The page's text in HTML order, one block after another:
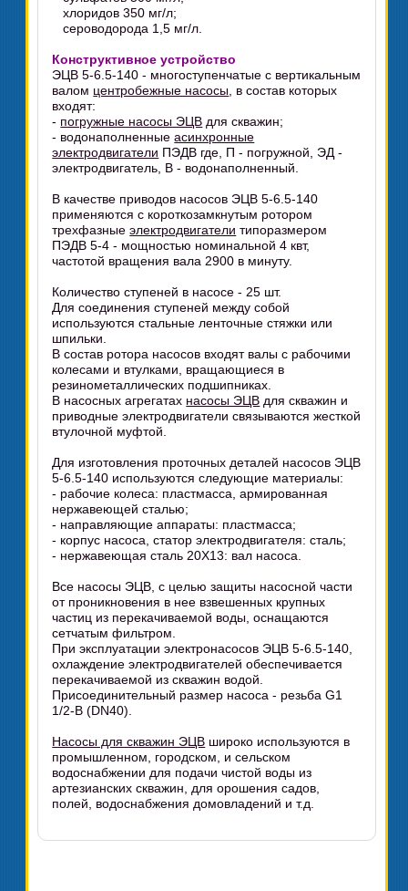
хлоридов 350 мг/л;
сероводорода 1,5 мг/л.
Конструктивное устройство
ЭЦВ 5-6.5-140 - многоступенчатые с вертикальным
валом центробежные насосы , в состав которых
входят:
- погружные насосы ЭЦВ для скважин;
- водонаполненныеасинхронные
электродвигатели ПЭДВ где, П - погружной, ЭД -
электродвигатель, В - водонаполненный.
В качестве приводов насосов ЭЦВ 5-6.5-140
применяются с короткозамкнутым ротором
трехфазныеэлектродвигатели типоразмером
ПЭДВ 5-4 - мощностью номинальной 4 квт,
частотой вращения вала 2900 в минуту.
Количество ступеней в насосе - 25 шт.
Для соединения ступеней между собой
используются стальные ленточные стяжки или
шпильки.
В состав ротора насосов входят валы с рабочими
колесами и втулками, вращающиеся в
резинометаллических подшипниках.
В насосных агрегатах насосы ЭЦВ для скважин и
приводные электродвигатели связываются жесткой
втулочной муфтой.
Для изготовления проточных деталей насосов ЭЦВ
5-6.5-140 используются следующие материалы:
- рабочие колеса: пластмасса, армированная
нержавеющей сталью;
- направляющие аппараты: пластмасса;
- корпус насоса, статор электродвигателя: сталь;
- нержавеющая сталь 20Х13: вал насоса.
Все насосы ЭЦВ, с целью защиты насосной части
от проникновения в нее взвешенных крупных
частиц из перекачиваемой воды, оснащаются
сетчатым фильтром.
При эксплуатации электронасосов ЭЦВ 5-6.5-140,
охлаждение электродвигателей обеспечивается
перекачиваемой из скважин водой.
Присоединительный размер насоса - резьба G1
1/2-B (DN40).
Насосы для скважин ЭЦВ широко используются в
промышленном, городском, и сельском
водоснабжении для подачи чистой воды из
артезианских скважин, для орошения садов,
полей, водоснабжения домовладений и т.д.